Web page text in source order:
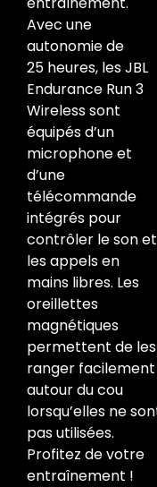
Avec une
autonomie de
25 heures, les JBL
Endurance Run 3
Wireless sont
équipés d’un
microphone et
d’une
télécommande
intégrés pour
contrôler le son et
les appels en
mains libres. Les
oreillettes
magnétiques
permettent de les
ranger facilement
autour du cou
lorsqu’elles ne
pas utilisées.
Profitez de votre
entraînement !